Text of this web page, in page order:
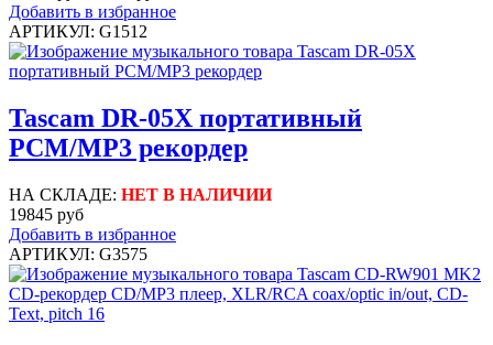
Добавить в избранное
АРТИКУЛ: G1512
Tascam DR-05X портативный
PCM/MP3 рекордер
НА СКЛАДЕ: НЕТ В НАЛИЧИИ
19845 руб
Добавить в избранное
АРТИКУЛ: G3575